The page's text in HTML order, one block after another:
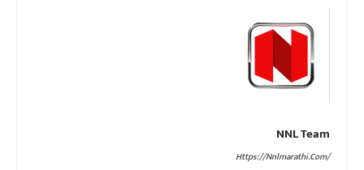
NNL Team
Https://nnlmarathi.com/